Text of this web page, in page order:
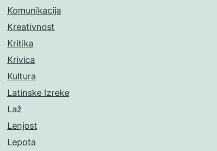
Komunikacija
Kreativnost
Kritika
Krivica
Kultura
Latinske Izreke
Laž
Lenjost
Lepota